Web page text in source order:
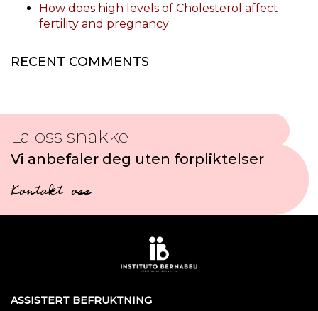
How does high levels of Cholesterol affect
fertility and pregnancy
RECENT COMMENTS
La oss snakke
Vi anbefaler deg uten forpliktelser
Kontakt oss
ASSISTERT BEFRUKTNING